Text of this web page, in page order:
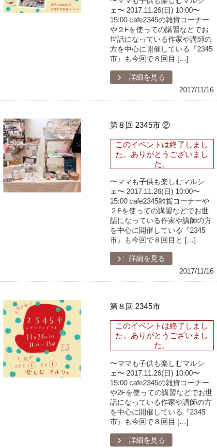
ェ〜 2017.11.26(日) 10:00〜
15:00 cafe2345の雑貨コーナー
や２Fを使っての講習などでお
世話になっている作家や講師の
方を中心に開催している『2345
市』も今回で８回目 […]
詳細を見る
2017/11/16
第８回 2345市 ②
このイベントは終了しまし
た。ありがとうございまし
た。
〜ママも子供も楽しむマルシ
ェ〜 2017.11.26(日) 10:00〜
15:00 cafe2345雑貨コーナーや
２Fを使っての講習などでお世
話になっている作家や講師の方
を中心に開催している『2345
市』も今回で８回目と […]
詳細を見る
2017/11/16
第８回 2345市
このイベントは終了しまし
た。ありがとうございまし
た。
〜ママも子供も楽しむマルシ
ェ〜 2017.11.26(日) 10:00〜
15:00 cafe2345の雑貨コーナー
や2Fを使っての講習などでお世
話になっている作家や講師の方
を中心に開催している『2345
市』も今回で８回目 […]
詳細を見る